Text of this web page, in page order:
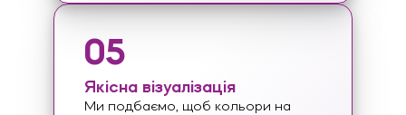
05
Якісна візуалізація
Ми подбаємо, щоб кольори на